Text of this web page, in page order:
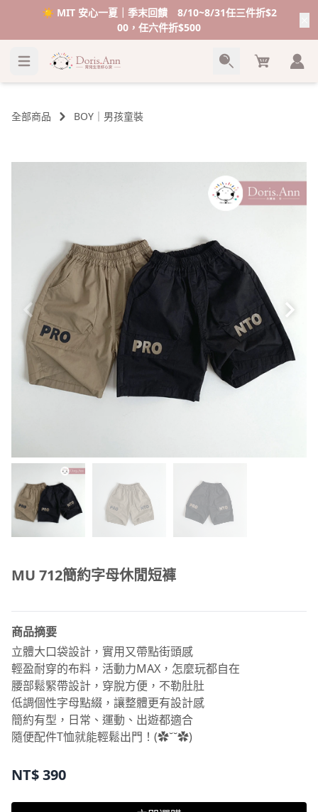
☀️ MIT 安心一夏｜季末回饋 8/10~8/31任三件折$2
00，任六件折$500
Cart
全部商品 BOY｜男孩童裝
MU 712簡約字母休閒短褲
商品摘要
立體大口袋設計，實用又帶點街頭感
輕盈耐穿的布料，活動力MAX，怎麼玩都自在
腰部鬆緊帶設計，穿脫方便，不勒肚肚
低調個性字母點綴，讓整體更有設計感
簡約有型，日常、運動、出遊都適合
隨便配件T恤就能輕鬆出門！‎(✿˘˘✿)
NT$390